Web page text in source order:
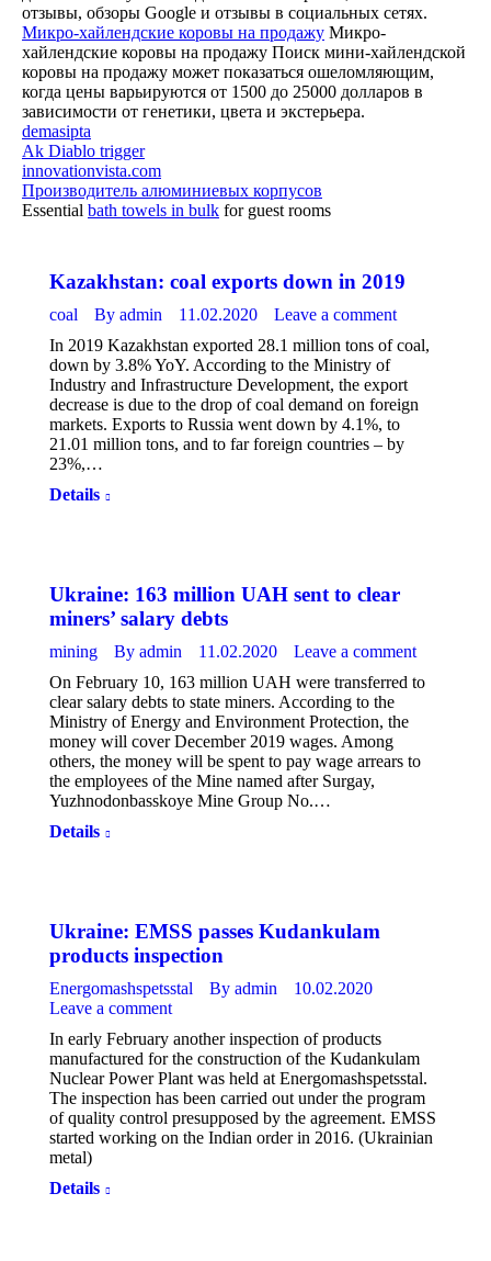
отзывы, обзоры Google и отзывы в социальных сетях.
Микро-хайлендские коровы на продажу Микро-
хайлендские коровы на продажу Поиск мини-хайлендской
коровы на продажу может показаться ошеломляющим,
когда цены варьируются от 1500 до 25000 долларов в
зависимости от генетики, цвета и экстерьера.
demasipta
Ak Diablo trigger
innovationvista.com
Производитель алюминиевых корпусов
Essential bath towels in bulk for guest rooms
Kazakhstan: coal exports down in 2019
coal By admin 11.02.2020
Leave a comment
In 2019 Kazakhstan exported 28.1 million tons of coal,
down by 3.8% YoY. According to the Ministry of
Industry and Infrastructure Development, the export
decrease is due to the drop of coal demand on foreign
markets. Exports to Russia went down by 4.1%, to
21.01 million tons, and to far foreign countries – by
23%,…
Details
Ukraine: 163 million UAH sent to clear
miners’ salary debts
mining By admin 11.02.2020
Leave a comment
On February 10, 163 million UAH were transferred to
clear salary debts to state miners. According to the
Ministry of Energy and Environment Protection, the
money will cover December 2019 wages. Among
others, the money will be spent to pay wage arrears to
the employees of the Mine named after Surgay,
Yuzhnodonbasskoye Mine Group No.…
Details
Ukraine: EMSS passes Kudankulam
products inspection
Energomashspetsstal By admin
10.02.2020
Leave a comment
In early February another inspection of products
manufactured for the construction of the Kudankulam
Nuclear Power Plant was held at Energomashspetsstal.
The inspection has been carried out under the program
of quality control presupposed by the agreement. EMSS
started working on the Indian order in 2016. (Ukrainian
metal)
Details